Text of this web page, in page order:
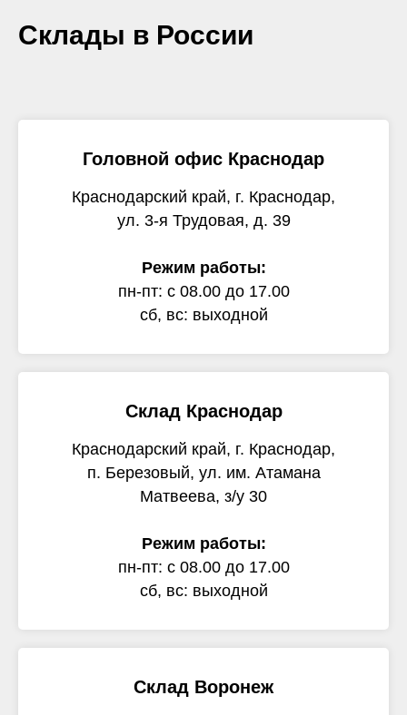
Склады в России
Головной офис Краснодар
Краснодарский край, г. Краснодар,
ул. 3-я Трудовая, д. 39
Режим работы:
пн-пт: с 08.00 до 17.00
сб, вс: выходной
Склад Краснодар
Краснодарский край, г. Краснодар,
п. Березовый, ул. им. Атамана
Матвеева, з/у 30
Режим работы:
пн-пт: с 08.00 до 17.00
сб, вс: выходной
Склад Воронеж